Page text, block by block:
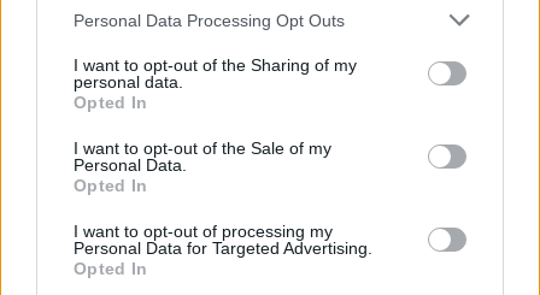
Personal Data Processing Opt Outs
I want to opt-out of the Sharing of my
personal data.
Opted In
I want to opt-out of the Sale of my
Personal Data.
Opted In
I want to opt-out of processing my
Personal Data for Targeted Advertising.
Opted In
VAI ALLA VERSIONE CLASSICA